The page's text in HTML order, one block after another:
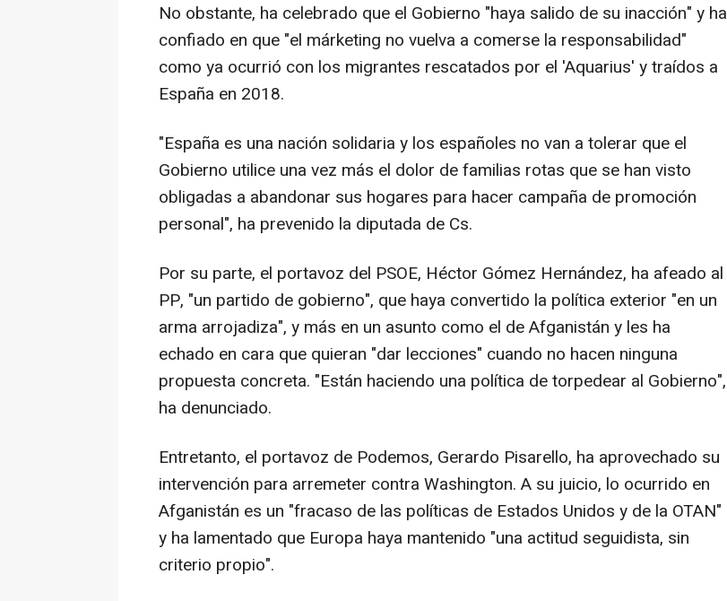
No obstante, ha celebrado que el Gobierno "haya salido de su inacción" y ha
confiado en que "el márketing no vuelva a comerse la responsabilidad"
como ya ocurrió con los migrantes rescatados por el 'Aquarius' y traídos a
España en 2018.
"España es una nación solidaria y los españoles no van a tolerar que el
Gobierno utilice una vez más el dolor de familias rotas que se han visto
obligadas a abandonar sus hogares para hacer campaña de promoción
personal", ha prevenido la diputada de Cs.
Por su parte, el portavoz del PSOE, Héctor Gómez Hernández, ha afeado al
PP, "un partido de gobierno", que haya convertido la política exterior "en un
arma arrojadiza", y más en un asunto como el de Afganistán y les ha
echado en cara que quieran "dar lecciones" cuando no hacen ninguna
propuesta concreta. "Están haciendo una política de torpedear al Gobierno",
ha denunciado.
Entretanto, el portavoz de Podemos, Gerardo Pisarello, ha aprovechado su
intervención para arremeter contra Washington. A su juicio, lo ocurrido en
Afganistán es un "fracaso de las políticas de Estados Unidos y de la OTAN"
y ha lamentado que Europa haya mantenido "una actitud seguidista, sin
criterio propio".